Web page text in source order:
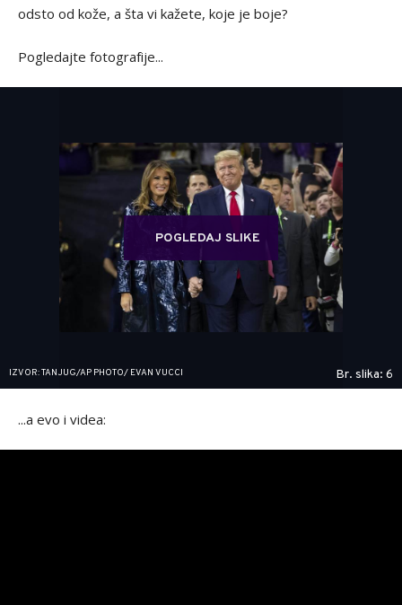
odsto od kože, a šta vi kažete, koje je boje?
Pogledajte fotografije...
POGLEDAJ SLIKE
IZVOR: TANJUG/AP PHOTO/ EVAN VUCCI Br. slika: 6
...a evo i videa: